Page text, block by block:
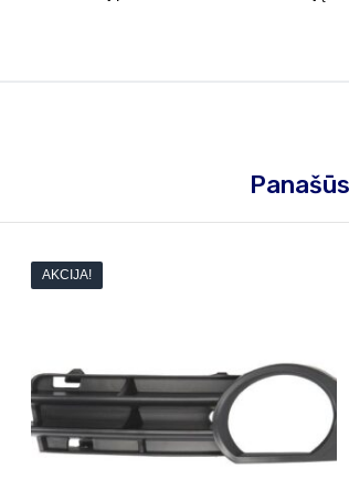
AKCIJA!